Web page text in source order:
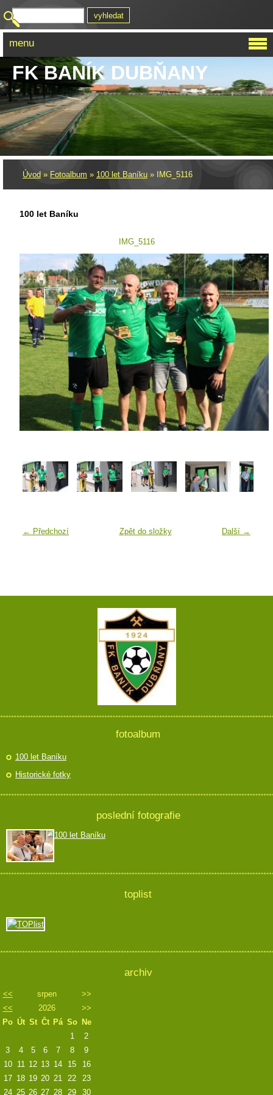
FK BANÍK DUBŇANY
Úvod » Fotoalbum » 100 let Baníku » IMG_5116
100 let Baníku
IMG_5116
← Předchozí Další →
Zpět do složky
menu
fotoalbum
100 let Baníku
Historické fotky
poslední fotografie
100 let Baníku
toplist
archiv
<< srpen
>>
<<
2026
>>
Po Út St Čt Pá So Ne
1
2
3
4 5 6 7 8
9
10
11 12 13 14 15
16
17 18 19 20 21 22
23
24 25 26 27 28 29 30